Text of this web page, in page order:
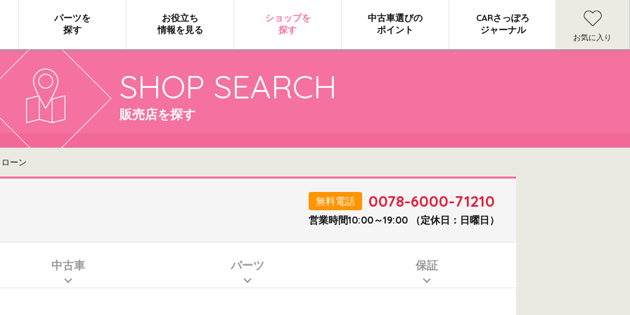
パーツを
探す
お役立ち
情報を見る
ショップを
探す
中古車選びの
ポイント
CARさっぽろ
ジャーナル
お気に入り
SHOP SEARCH
販売店を探す
ーン
無料電話 0078-6000-71210
営業時間10:00～19:00 （定休日：日曜日）
中古車 パーツ 保証